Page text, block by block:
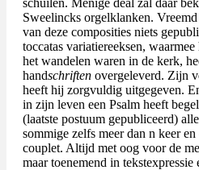
Sweelincks orgelklanken.
van deze composities niets
toccatas variatiereeksen,
het wandelen waren in de kerk,
handschriften overgeleverd. Zijn
heeft hij zorgvuldig uitgegeven.
in zijn leven een Psalm heeft
(laatste postuum gepubliceerd)
sommige zelfs meer dan n keer
couplet. Altijd met oog voor de
maar toenemend in tekstexpressie